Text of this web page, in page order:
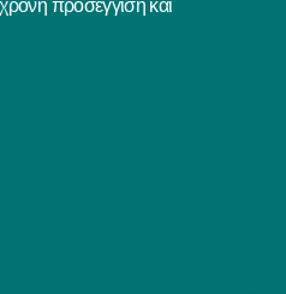
προσέγγιση και